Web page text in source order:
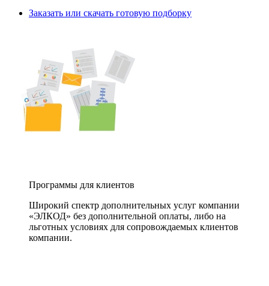
Заказать или скачать готовую подборку
Программы для клиентов
Широкий спектр дополнительных услуг компании
«ЭЛКОД» без дополнительной оплаты, либо на
льготных условиях для сопровождаемых клиентов
компании.